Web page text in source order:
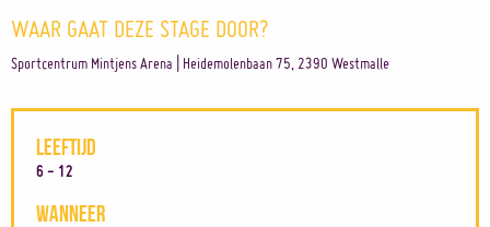
WAAR GAAT DEZE STAGE DOOR?
Sportcentrum Mintjens Arena | Heidemolenbaan 75, 2390 Westmalle
LEEFTIJD
6 - 12
WANNEER